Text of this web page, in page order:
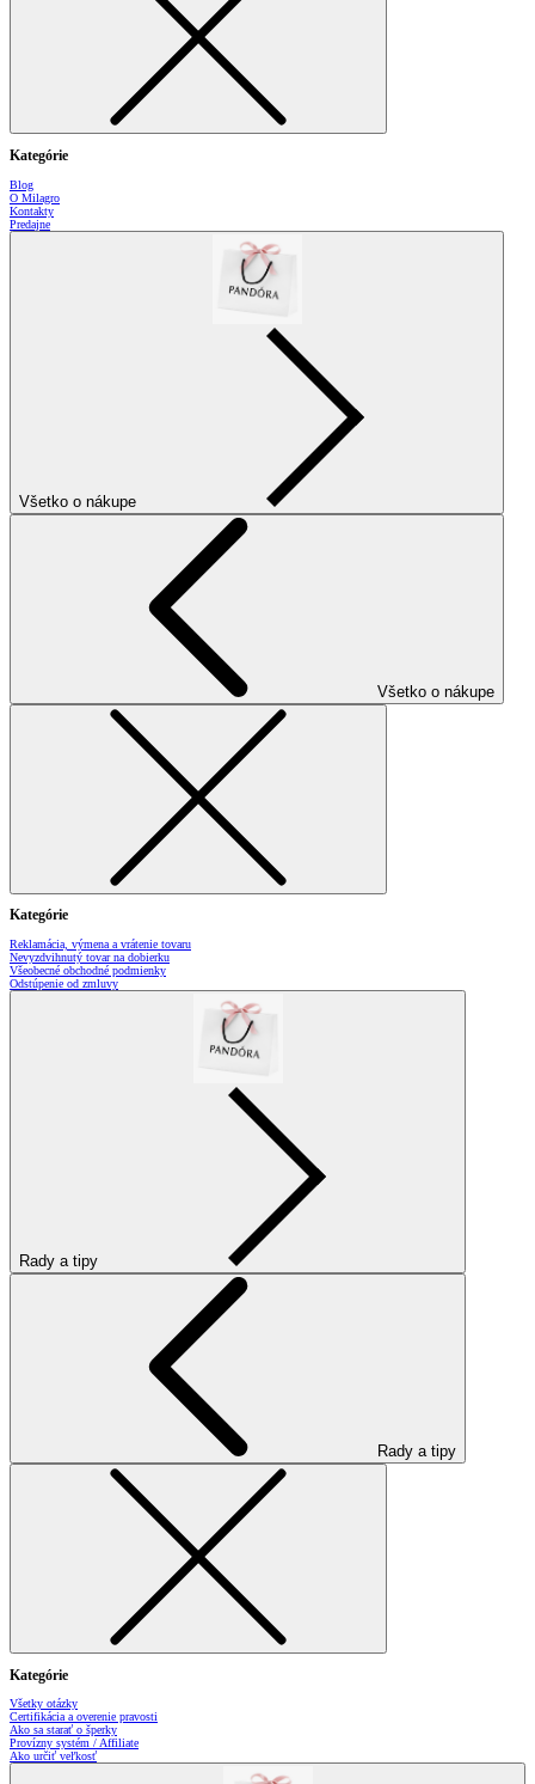
Kategórie
Blog
O Milagro
Kontakty
Predajne
Všetko o nákupe
Všetko o nákupe
Kategórie
Reklamácia, výmena a vrátenie tovaru
Nevyzdvihnutý tovar na dobierku
Všeobecné obchodné podmienky
Odstúpenie od zmluvy
Rady a tipy
Rady a tipy
Kategórie
Všetky otázky
Certifikácia a overenie pravosti
Ako sa starať o šperky
Provízny systém / Affiliate
Ako určiť veľkosť